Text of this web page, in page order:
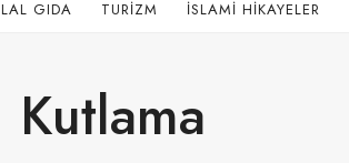
GIDA TURIZM İSLAMI HIKAYELER
Kutlama